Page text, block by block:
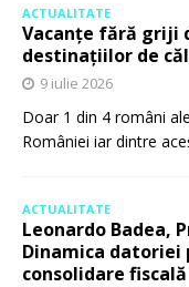
ACTUALITATE
Vacanțe fără griji
destinațiilor de
9 iulie 2026
Doar 1 din 4 români
României iar dintre
ACTUALITATE
Leonardo Badea,
Dinamica datoriei
consolidare fiscală